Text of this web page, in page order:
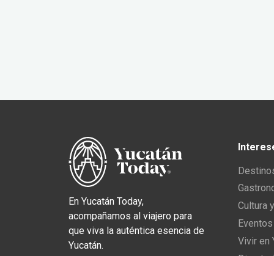
En Yucatán Today,
acompañamos al viajero para
que viva la auténtica esencia de
Yucatán.
Cultura
Vivir en